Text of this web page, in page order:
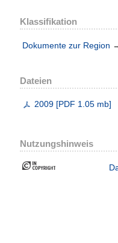
Klassifikation
Dokumente zur Region
Dateien
2009 [PDF 1.05 mb]
Nutzungshinweis